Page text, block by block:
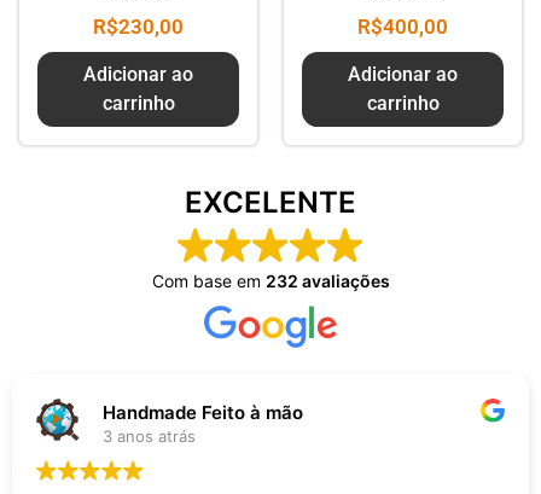
R$230,00
Adicionar ao
carrinho
R$400,00
Adicionar ao
carrinho
EXCELENTE
Com base em 232 avaliações
Handmade Feito à mão
3 anos atrás